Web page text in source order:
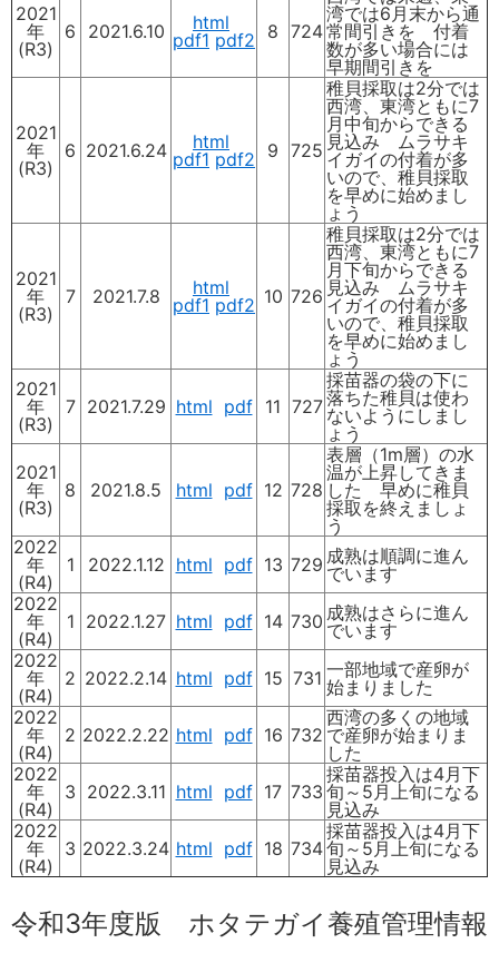
2021
年
(R3)
6 2021.6.10
html
pdf1 pdf2 8 724
湾では6月末から通
常間引きを 付着
数が多い場合には
早期間引きを
2021
年
(R3)
6 2021.6.24
html
pdf1 pdf2 9 725
稚貝採取は2分では
西湾、東湾ともに7
月中旬からできる
見込み ムラサキ
イガイの付着が多
いので、稚貝採取
を早めに始めまし
ょう
2021
年
(R3)
7 2021.7.8
html
pdf1 pdf2 10 726
稚貝採取は2分では
西湾、東湾ともに7
月下旬からできる
見込み ムラサキ
イガイの付着が多
いので、稚貝採取
を早めに始めまし
ょう
2021
年
(R3)
7 2021.7.29 html pdf 11 727
採苗器の袋の下に
落ちた稚貝は使わ
ないようにしまし
ょう
2021
年
(R3)
8 2021.8.5 html pdf 12 728
表層（1m層）の水
温が上昇してきま
した 早めに稚貝
採取を終えましょ
う
2022
年
(R4)
1 2022.1.12 html pdf 13 729 成熟は順調に進ん
でいます
2022
年
(R4)
1 2022.1.27 html pdf 14 730 成熟はさらに進ん
でいます
2022
年
(R4)
2 2022.2.14 html pdf 15 731 一部地域で産卵が
始まりました
2022
年
(R4)
2 2022.2.22 html pdf 16 732
西湾の多くの地域
で産卵が始まりま
した
2022
年
(R4)
3 2022.3.11 html pdf 17 733
採苗器投入は4月下
旬～5月上旬になる
見込み
2022
年
(R4)
3 2022.3.24 html pdf 18 734
採苗器投入は4月下
旬～5月上旬になる
見込み
令和3年度版 ホタテガイ養殖管理情報